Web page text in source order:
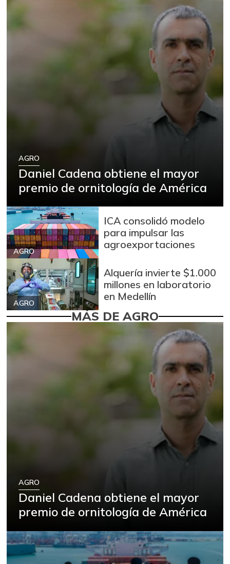
AGRO
Daniel Cadena obtiene el mayor
premio de ornitología de América
AGRO
ICA consolidó modelo
para impulsar las
agroexportaciones
AGRO
Alquería invierte $1.000
millones en laboratorio
en Medellín
MÁS DE AGRO
AGRO
Daniel Cadena obtiene el mayor
premio de ornitología de América